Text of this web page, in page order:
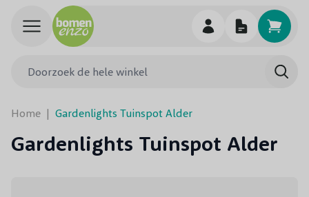
Ga naar de inhoud
Home | Gardenlights Tuinspot Alder
Gardenlights Tuinspot Alder